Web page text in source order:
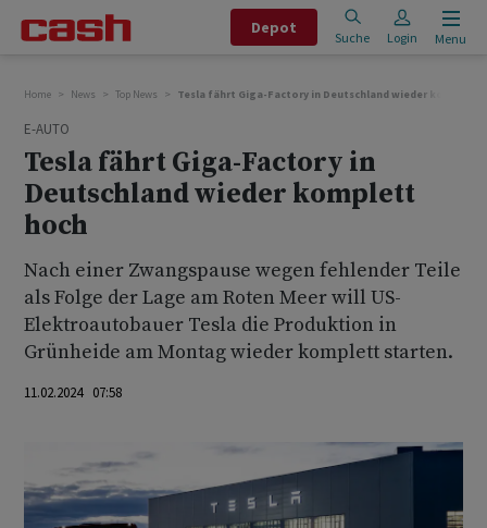
Depot
Suche Login Menu
Home News Top News Tesla fährt Giga-Factory in Deutschland wieder komplett
E-AUTO
Tesla fährt Giga-Factory in
Deutschland wieder komplett
hoch
Nach einer Zwangspause wegen fehlender Teile
als Folge der Lage am Roten Meer will US-
Elektroautobauer Tesla die Produktion in
Grünheide am Montag wieder komplett starten.
11.02.2024 07:58